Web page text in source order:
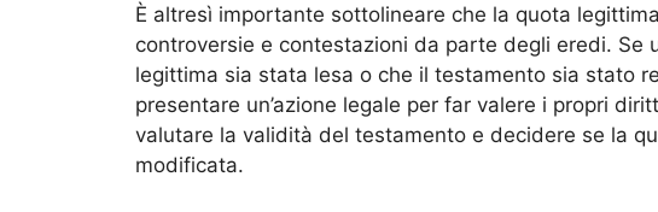
È altresì importante sottolineare che la quota
controversie e contestazioni da parte degli eredi. Se
legittima sia stata lesa o che il testamento sia stato
presentare un’azione legale per far valere i propri
valutare la validità del testamento e decidere se la
modificata.